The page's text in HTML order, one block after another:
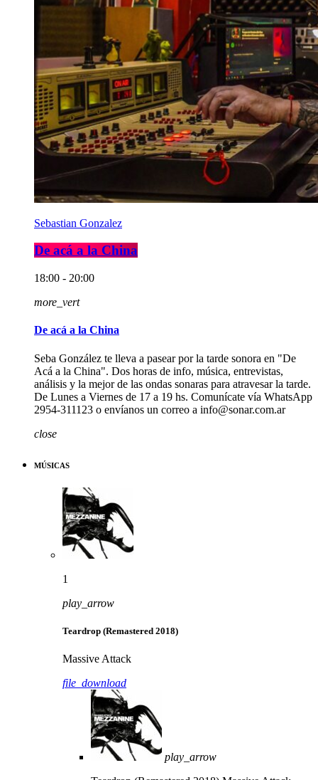
Sebastian Gonzalez
De acá a la China
18:00 - 20:00
more_vert
De acá a la China
Seba González te lleva a pasear por la tarde sonora en "De
Acá a la China". Dos horas de info, música, entrevistas,
análisis y la mejor de las ondas sonaras para atravesar la tarde.
De Lunes a Viernes de 17 a 19 hs. Comunícate vía WhatsApp
2954-311123 o envíanos un correo a info@sonar.com.ar
close
MÚSICAS
1
play_arrow
Teardrop (Remastered 2018)
Massive Attack
file_download
play_arrow